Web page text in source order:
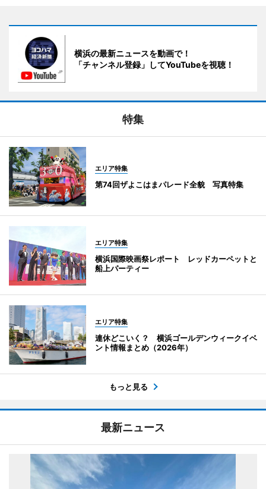
横浜の最新ニュースを動画で！
「チャンネル登録」してYouTubeを視聴！
特集
エリア特集
第74回ザよこはまパレード全貌 写真特集
エリア特集
横浜国際映画祭レポート レッドカーペットと
船上パーティー
エリア特集
連休どこいく？ 横浜ゴールデンウィークイベ
ント情報まとめ（2026年）
もっと見る
最新ニュース